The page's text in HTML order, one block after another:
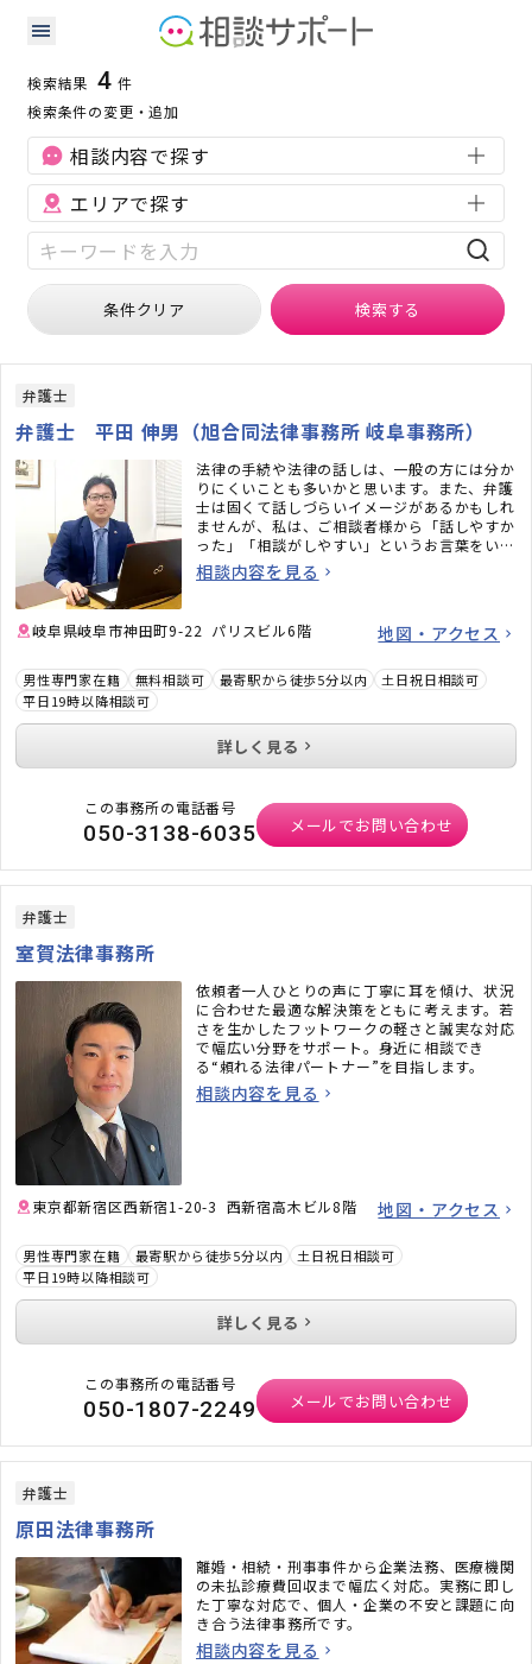
岐阜県の刑事事件に強い専門家の検索結果
刑事事件
検索結果 4 件
検索条件の変更・追加
相談内容で探す
エリアで探す
条件クリア 検索する
弁護士
弁護士 平田 伸男（旭合同法律事務所 岐阜事務所）
法律の手続や法律の話しは、一般の方には分か
りにくいことも多いかと思います。また、弁護
士は固くて話しづらいイメージがあるかもしれ
ませんが、私は、ご相談者様から「話しやすか
った」「相談がしやすい」というお言葉をいた
だいています。常にご相談者様の目線に立ち、
分かりやすい説明と、納得できる解決を心掛け
談ください。
相談内容を見る
岐阜県岐阜市神田町9-22 パリスビル6階 地図・アクセス
男性専門家在籍 無料相談可 最寄駅から徒歩5分以内
土日祝日相談可
平日19時以降相談可
詳しく見る
この事務所の電話番号
050-3138-6035 メールでお問い合わせ
弁護士
室賀法律事務所
依頼者一人ひとりの声に丁寧に耳を傾け、状況
に合わせた最適な解決策をともに考えます。若
さを生かしたフットワークの軽さと誠実な対応
で幅広い分野をサポート。身近に相談でき
る“頼れる法律パートナー”を目指します。
相談内容を見る
東京都新宿区西新宿1-20-3 西新宿高木ビル8階 地図・アクセス
男性専門家在籍 最寄駅から徒歩5分以内
土日祝日相談可
平日19時以降相談可
詳しく見る
この事務所の電話番号
050-1807-2249 メールでお問い合わせ
弁護士
原田法律事務所
離婚・相続・刑事事件から企業法務、医療機関
の未払診療費回収まで幅広く対応。実務に即し
た丁寧な対応で、個人・企業の不安と課題に向
き合う法律事務所です。
相談内容を見る